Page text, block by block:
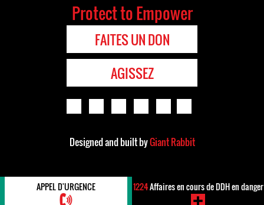
Protect to Empower
FAITES UN DON
AGISSEZ
Designed and built byGiant Rabbit
APPEL D'URGENCE 1224Affaires en cours de DDH en danger